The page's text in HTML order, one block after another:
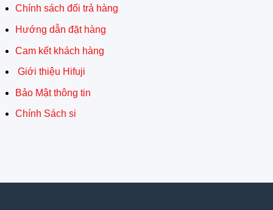
Chính sách đổi trả hàng
Hướng dẫn đặt hàng
Cam kết khách hàng
Giới thiệu Hifuji
Bảo Mật thông tin
Chính Sách si